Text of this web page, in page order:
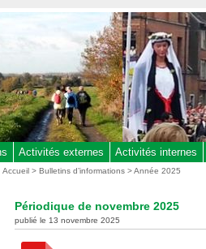
Activités externes Activités internes
Vous
Accueil >Bulletins d’informations >Année 2025
Périodique de novembre 2025
publié le 13 novembre 2025